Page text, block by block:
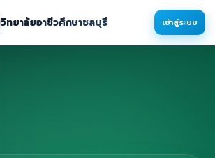
วิทยาลัยอาชีวศึกษาชลบุรี เข้าสู่ระบบ